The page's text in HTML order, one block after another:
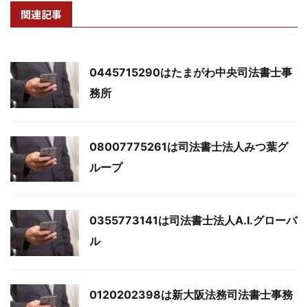
関連記事
0445715290はたまがわ中央司法書士事
務所
08007775261は司法書士法人みつ葉グ
ループ
0355773141は司法書士法人A.I.グローバ
ル
0120202398は新大阪法務司法書士事務